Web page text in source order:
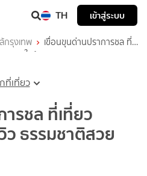
TH เข้าสู่ระบบ
กรุงเทพ
เขื่อนขุนด่านปราการชล ที่
วย ใกล้กรุงเทพ
ที่เที่ยว
รชล ที่เที่ยว
ธรรมชาติสวย